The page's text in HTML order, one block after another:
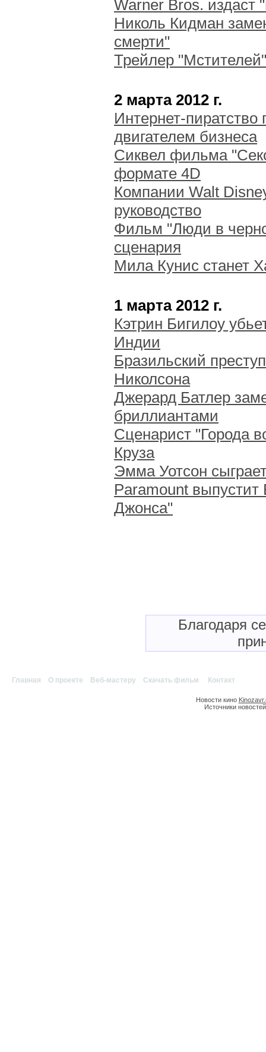
Warner Bros. издаст
Николь Кидман
смерти"
Трейлер
2 марта 2012 г.
Интернет-
двигателем бизнеса
Сиквел фильма
формате 4D
Компании Walt
руководство
Фильм "Люди в
сценария
Мила Кунис станет
1 марта 2012 г.
Кэтрин Бигилоу
Индии
Бразильский
Николсона
Джерард Батлер
бриллиантами
Сценарист "Города
Круза
Эмма Уотсон
Paramount
Джонса"
Благодаря
Главная О проекте Веб-мастеру Скачать фильм Контакт
Новости кино
Источники